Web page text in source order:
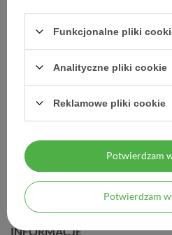
37,17
37,17 zł /
MOJE ZAMÓWIENIE
MOJE KONTO
INFORMACJE
Funkcjonalne pliki
Analityczne pliki cookie
Reklamowe pliki cookie
Potwierdzam
Potwierdzam